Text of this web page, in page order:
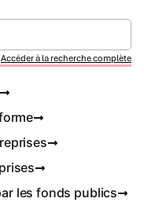
Accéder à la recherche complète
les fonds publics